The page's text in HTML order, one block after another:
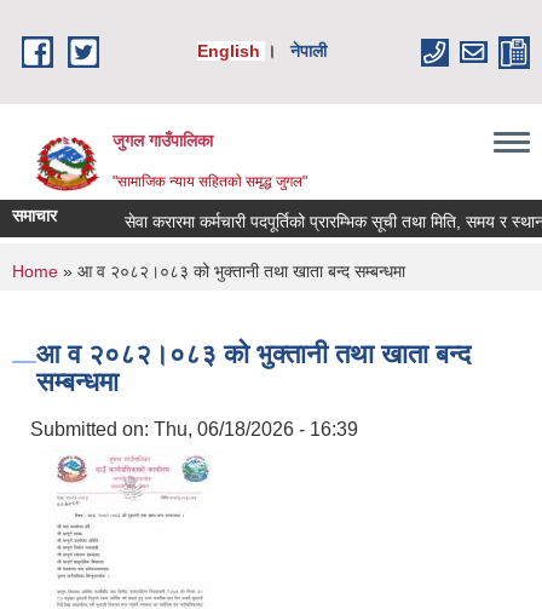
English
। नेपाली
जुगल गाउँपालिका
"सामाजिक न्याय सहितकाे समृद्ध जुगल"
समाचार सेवा करारमा कर्मचारी पदपूर्तिको प्रारम्भिक सूची तथा मिति, समय र स्थान
You are here
Home » आ व २०८२।०८३ को भुक्तानी तथा खाता बन्द सम्बन्धमा
आ व २०८२।०८३ को भुक्तानी तथा खाता बन्द
सम्बन्धमा
Submitted on: Thu, 06/18/2026 - 16:39